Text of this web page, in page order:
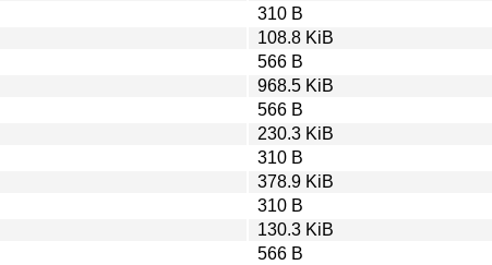
310 B
108.8 KiB
566 B
968.5 KiB
566 B
230.3 KiB
310 B
378.9 KiB
310 B
130.3 KiB
566 B